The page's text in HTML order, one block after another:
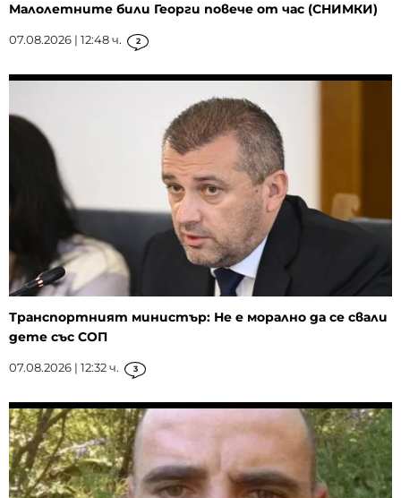
Малолетните били Георги повече от час (СНИМКИ)
07.08.2026 | 12:48 ч. 2
Транспортният министър: Не е морално да се свали
дете със СОП
07.08.2026 | 12:32 ч. 3